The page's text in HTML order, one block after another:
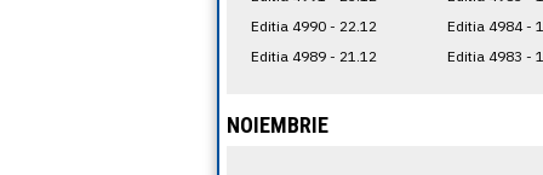
Editia 4990 - 22.12
Editia 4989 - 21.12
Editia 4984 -
Editia 4983 -
NOIEMBRIE